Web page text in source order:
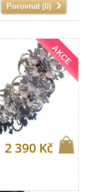
Porovnat (0)
2 390 Kč
AKCE